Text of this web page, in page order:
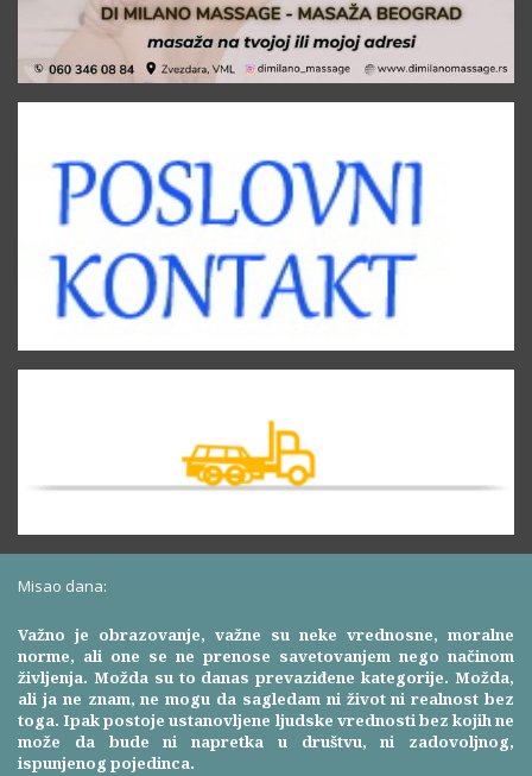
Misao dana:
Važno je obrazovanje, važne su neke vrednosne, moralne
norme, ali one se ne prenose savetovanjem nego načinom
življenja. Možda su to danas prevaziđene kategorije. Možda,
ali ja ne znam, ne mogu da sagledam ni život ni realnost bez
toga. Ipak postoje ustanovljene ljudske vrednosti bez kojih ne
može da bude ni napretka u društvu, ni zadovoljnog,
ispunjenog pojedinca.